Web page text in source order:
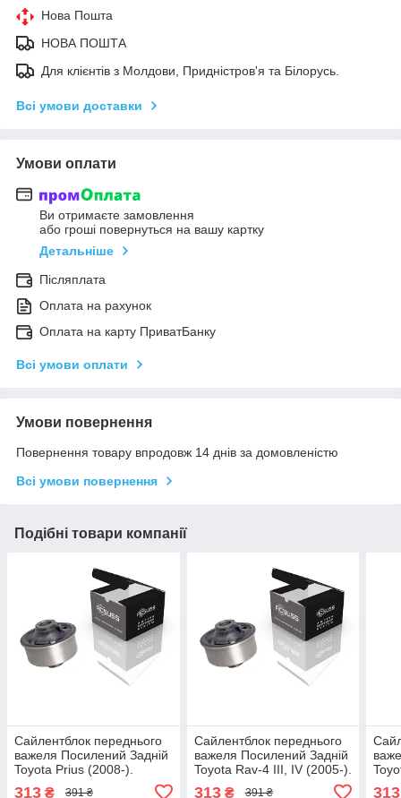
Нова Пошта
НОВА ПОШТА
Для клієнтів з Молдови, Придністров'я та Білорусь.
Всі умови доставки
Умови оплати
Ви отримаєте замовлення
або гроші повернуться на вашу картку
Детальніше
Післяплата
Оплата на рахунок
Оплата на карту ПриватБанку
Всі умови оплати
Умови повернення
Повернення товару впродовж 14 днів за домовленістю
Всі умови повернення
Подібні товари компанії
Сайлентблок переднього
важеля Посилений Задній
Toyota Prius (2008-).
Нижній. Корея ACSUSS!
313 ₴ 391 ₴
Сайлентблок переднього
важеля Посилений Задній
Toyota Rav-4 III, IV (2005-).
Нижній. Корея ACSUSS!
313₴ 391 ₴ 313